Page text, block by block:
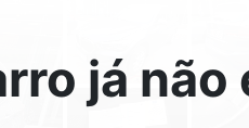
já